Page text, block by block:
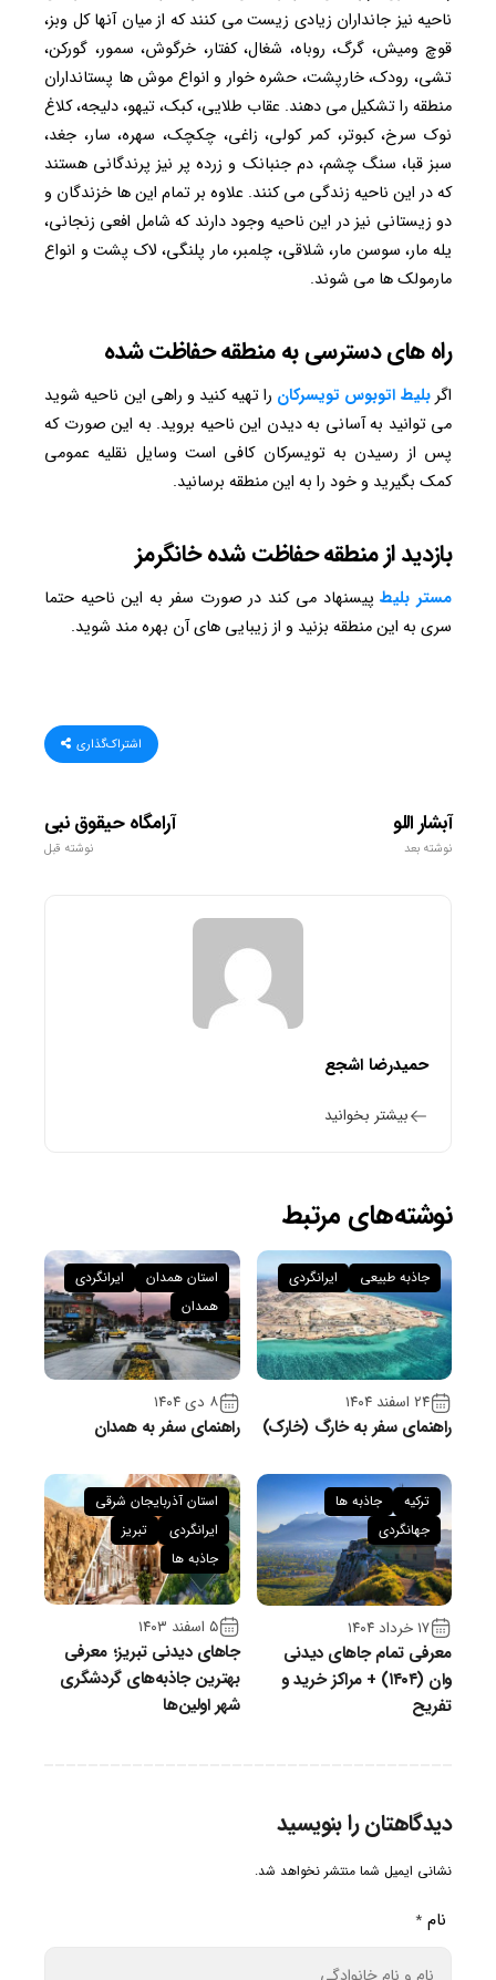
ناحیه نیز جانداران زیادی زیست می کنند که از میان آنها کل وبز،
قوچ ومیش، گرگ، روباه، شغال، کفتار، خرگوش، سمور، گورکن،
تشی، رودک، خارپشت، حشره خوار و انواع موش ها پستانداران
منطقه را تشکیل می دهند. عقاب طلایی، کبک، تیهو، دلیجه، کلاغ
نوک سرخ، کبوتر، کمر کولی، زاغی، چکچک، سهره، سار، جغد،
سبز قبا، سنگ چشم، دم جنبانک و زرده پر نیز پرندگانی هستند
که در این ناحیه زندگی می کنند. علاوه بر تمام این ها خزندگان و
دو زیستانی نیز در این ناحیه وجود دارند که شامل افعی زنجانی،
یله مار، سوسن مار، شلاقی، چلمبر، مار پلنگی، لاک پشت و انواع
مارمولک ها می شوند.
راه های دسترسی به منطقه حفاظت شده
اگربلیط اتوبوس تویسرکان را تهیه کنید و راهی این ناحیه شوید
می توانید به آسانی به دیدن این ناحیه بروید. به این صورت که
پس از رسیدن به تویسرکان کافی است وسایل نقلیه عمومی
کمک بگیرید و خود را به این منطقه برسانید.
بازدید از منطقه حفاظت شده خانگرمز
مستر بلیطپیسنهاد می کند در صورت سفر به این ناحیه حتما
سری به این منطقه بزنید و از زیبایی های آن بهره مند شوید.
اشتراک‌گذاری
آرامگاه حیقوق نبی
نوشته قبل
آبشار اللو
نوشته بعد
حمیدرضا اشجع
بیشتر بخوانید
نوشته‌های مرتبط
۲۴ اسفند ۱۴۰۴
راهنمای سفر به خارگ (خارک)
جاذبه طبیعی ایرانگردی
۸ دی ۱۴۰۴
راهنمای سفر به همدان
استان همدان
ایرانگردی
همدان
۱۷ خرداد ۱۴۰۴
معرفی تمام جاهای دیدنی
وان (۱۴۰۴) + مراکز خرید و
تفریح
ترکیه
جاذبه ها
جهانگردی
۵ اسفند ۱۴۰۳
جاهای دیدنی تبریز؛ معرفی
بهترین جاذبه‌های گردشگری
شهر اولین‌ها
استان آذربایجان شرقی
ایرانگردی
تبریز
جاذبه ها
دیدگاهتان را بنویسید
نشانی ایمیل شما منتشر نخواهد شد.
نام *